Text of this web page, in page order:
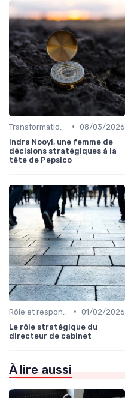
• 08/03/2026
Indra Nooyi, une femme de
décisions stratégiques à la
tête de Pepsico
• 01/02/2026
Le rôle stratégique du
directeur de cabinet
À lire aussi